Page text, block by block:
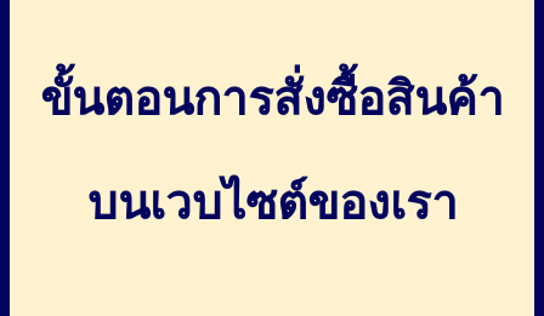
ขั้นตอนการสั่งซื้อสินค้า
บนเวบไซต์ของเรา